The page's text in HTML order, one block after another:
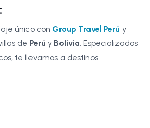
único con Group Travel Perú y
de Perú y Bolivia . Especializados
te llevamos a destinos